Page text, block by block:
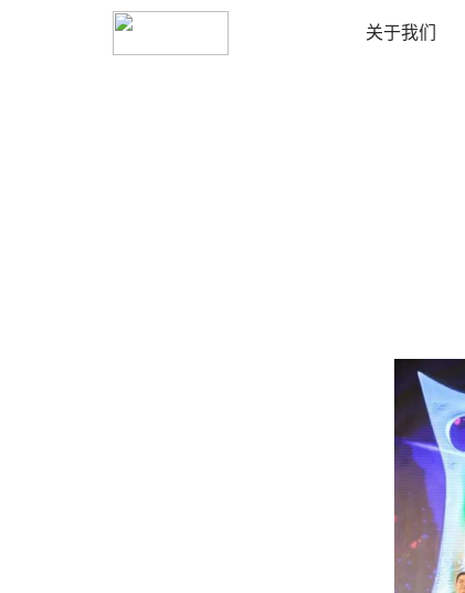
关于我们